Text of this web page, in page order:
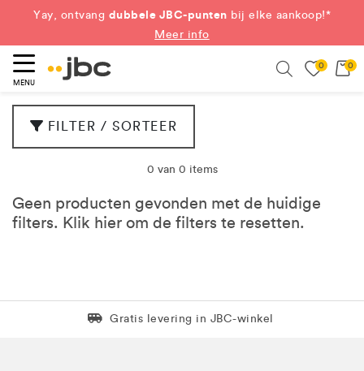
Yay, ontvang dubbele JBC-punten bij elke aankoop!*
Meer info
MENU
0 0
FILTER / SORTEER
0 van 0 items
Geen producten gevonden met de huidige
filters. Klik hier om de filters te resetten.
Levering in 1 pakket
Gratis levering in JBC-winkel